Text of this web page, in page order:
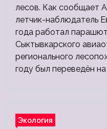
лесов. Как сообщает
летчик-наблюдатель
года работал
Сыктывкарского
регионального
году был переведён
Экология